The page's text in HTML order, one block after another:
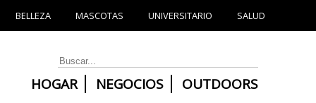
BELLEZA MASCOTAS UNIVERSITARIO SALUD
HOGAR NEGOCIOS OUTDOORS